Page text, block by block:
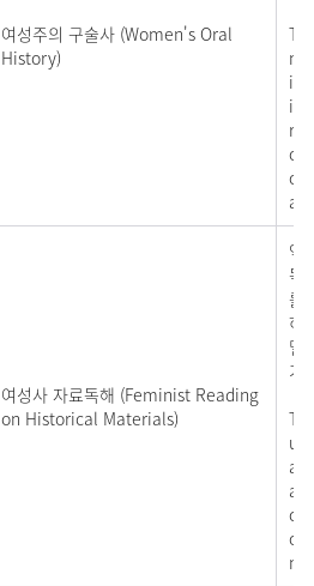
여성주의 구술사 (Women's Oral
History)
in
of
여성사 자료독해 (Feminist Reading
on Historical Materials)
역
독
를
하
밀
기